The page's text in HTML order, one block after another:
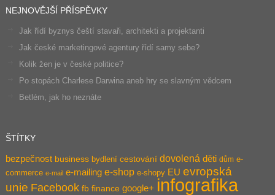
NEJNOVĚJŠÍ PŘÍSPĚVKY
Jak řídí byznys čeští stavaři, architekti a projektanti
Jak české marketingové agentury řídí samy sebe?
Kolik žen je v české politice?
Po stopách Charlese Darwina aneb hry se slavným vědcem
Betlém, jak ho neznáte
ŠTÍTKY
bezpečnost business bydlení cestování dovolená děti dům e-
commerce e-mail e-mailing e-shop e-shopy EU evropská
unie Facebook fb finance google+ infografika